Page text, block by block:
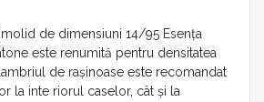
de dimensiuni 14/95 Esenţa
este renumită pentru densitatea
de raşinoase este recomandat
la inte riorul caselor, cât şi la